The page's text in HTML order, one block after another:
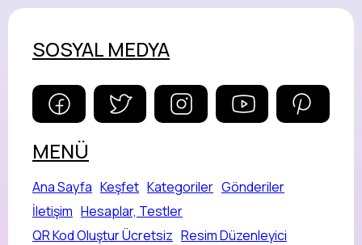
SOSYAL MEDYA
MENÜ
Ana Sayfa Keşfet Kategoriler Gönderiler
İletişim Hesaplar, Testler
QR Kod Oluştur Ücretsiz Resim Düzenleyici